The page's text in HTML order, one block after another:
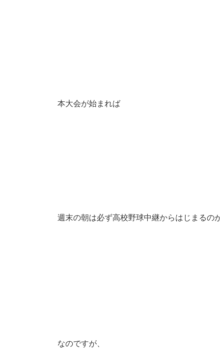
本大会が始まれば
週末の朝は必ず高校野球中継からはじまるの
なのですが、